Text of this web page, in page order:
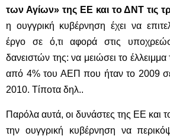
των Αγίων» της ΕΕ και το ΔΝΤ τις
η ουγγρική κυβέρνηση έχει να
έργο σε ό,τι αφορά στις
δανειστών της: να μειώσει το
από 4% του ΑΕΠ που ήταν το 2009
2010. Τίποτα δηλ..
Παρόλα αυτά, οι δυνάστες της ΕΕ και
την ουγγρική κυβέρνηση να